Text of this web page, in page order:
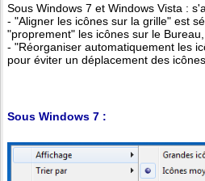
Sous Windows 7 et Windows Vista :
- "Aligner les icônes sur la grille" est
"proprement" les icônes sur le Bureau,
- "Réorganiser automatiquement les
pour éviter un déplacement des icônes.
Sous Windows 7 :